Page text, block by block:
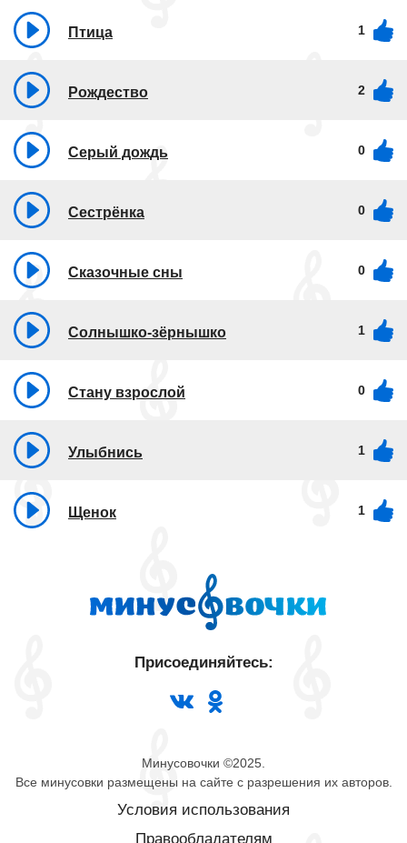
Птица 1
Рождество 2
Серый дождь 0
Сестрёнка 0
Сказочные сны 0
Солнышко-зёрнышко 1
Стану взрослой 0
Улыбнись 1
Щенок 1
Минусовочки ©2025.
Все минусовки размещены на сайте с разрешения их авторов.
Условия использования
Правообладателям
Присоединяйтесь: